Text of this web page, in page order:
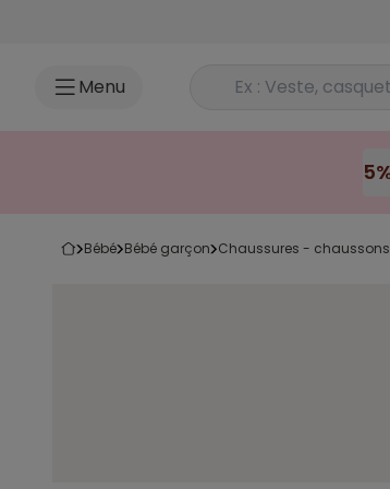
Menu Rechercher un produit
bébé bébé garçon chaussures - chaussons